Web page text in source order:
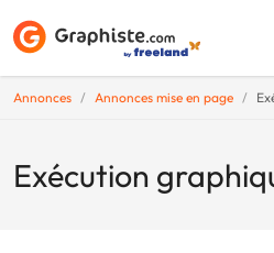
Annonces Annonces mise en page
Exécution